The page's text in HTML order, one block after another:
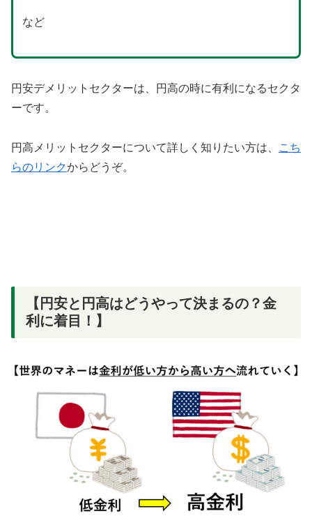
など
円安デメリットセクターは、円高の時に有利になるセクタ
ーです。
円高メリットセクターについて詳しく知りたい方は、
こち
らのリンクからどうぞ。
【円安と円高はどうやって決まるの？金
利に着目！】